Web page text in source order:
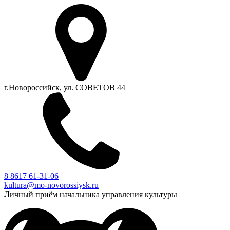
г.Новороссийск, ул. СОВЕТОВ 44
8 8617 61-31-06
kultura@mo-novorossiysk.ru
Личный приём начальника управления культуры